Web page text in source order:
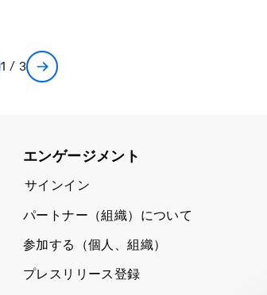
1 / 3
エンゲージメント
サインイン
パートナー（組織）について
参加する（個人、組織）
プレスリリース登録